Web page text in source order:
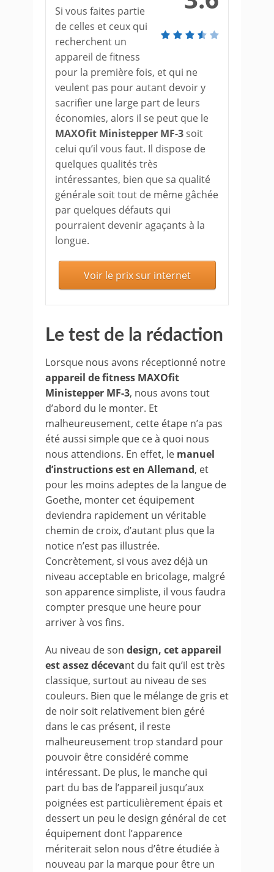
Si vous faites partie
de celles et ceux qui
recherchent un
appareil de fitness
pour la première fois, et qui ne
veulent pas pour autant devoir y
sacrifier une large part de leurs
économies, alors il se peut que le
MAXOfit Ministepper MF-3 soit
celui qu’il vous faut. Il dispose de
quelques qualités très
intéressantes, bien que sa qualité
générale soit tout de même gâchée
par quelques défauts qui
pourraient devenir agaçants à la
longue.
Voir le prix sur internet
Le test de la rédaction
Lorsque nous avons réceptionné notre
appareil de fitness MAXOfit
Ministepper MF-3, nous avons tout
d’abord du le monter. Et
malheureusement, cette étape n’a pas
été aussi simple que ce à quoi nous
nous attendions. En effet, le manuel
d’instructions est en Allemand, et
pour les moins adeptes de la langue de
Goethe, monter cet équipement
deviendra rapidement un véritable
chemin de croix, d’autant plus que la
notice n’est pas illustrée.
Concrètement, si vous avez déjà un
niveau acceptable en bricolage, malgré
son apparence simpliste, il vous faudra
compter presque une heure pour
arriver à vos fins.
Au niveau de son design, cet appareil
est assez décevant du fait qu’il est très
classique, surtout au niveau de ses
couleurs. Bien que le mélange de gris et
de noir soit relativement bien géré
dans le cas présent, il reste
malheureusement trop standard pour
pouvoir être considéré comme
intéressant. De plus, le manche qui
part du bas de l’appareil jusqu’aux
poignées est particulièrement épais et
dessert un peu le design général de cet
équipement dont l’apparence
mériterait selon nous d’être étudiée à
nouveau par la marque pour être un